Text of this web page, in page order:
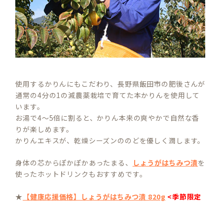
使用するかりんにもこだわり、長野県飯田市の肥後さんが
通常の4分の1の減農薬栽培で育てた本かりんを使用して
います。
お湯で4～5倍に割ると、かりん本来の爽やかで自然な香
りが楽しめます。
かりんエキスが、乾燥シーズンののどを優しく潤します。
身体の芯からぽかぽかあったまる、 しょうがはちみつ漬を
使ったホットドリンクもおすすめです。
★ 【健康応援価格】しょうがはちみつ漬 820g <季節限定